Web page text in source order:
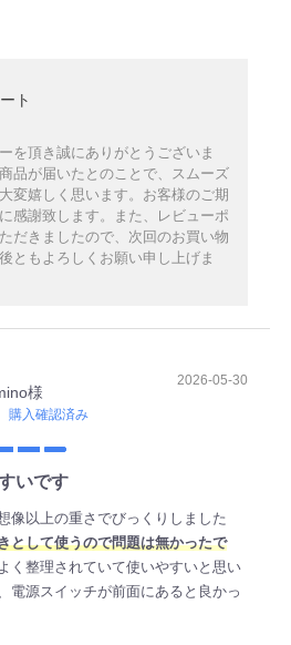
ト
を頂き誠にありがとうございま
品が届いたとのことで、スムーズ
変嬉しく思います。お客様のご期
感謝致します。また、レビューポ
だきましたので、次回のお買い物
ともよろしくお願い申し上げま
様
購入確認済み
2026-05-30
いです
像以上の重さでびっくりしました
として使うので問題は無かったで
く整理されていて使いやすいと思い
電源スイッチが前面にあると良かっ